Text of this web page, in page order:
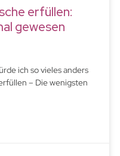
erfüllen:
gewesen
ich so vieles anders
– Die wenigsten